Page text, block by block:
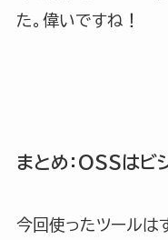
た。偉いですね！
まとめ：OSSはビ
今回使ったツールは